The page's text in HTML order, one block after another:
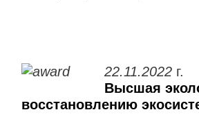
22.11.2022г.
Высшая
восстановлению